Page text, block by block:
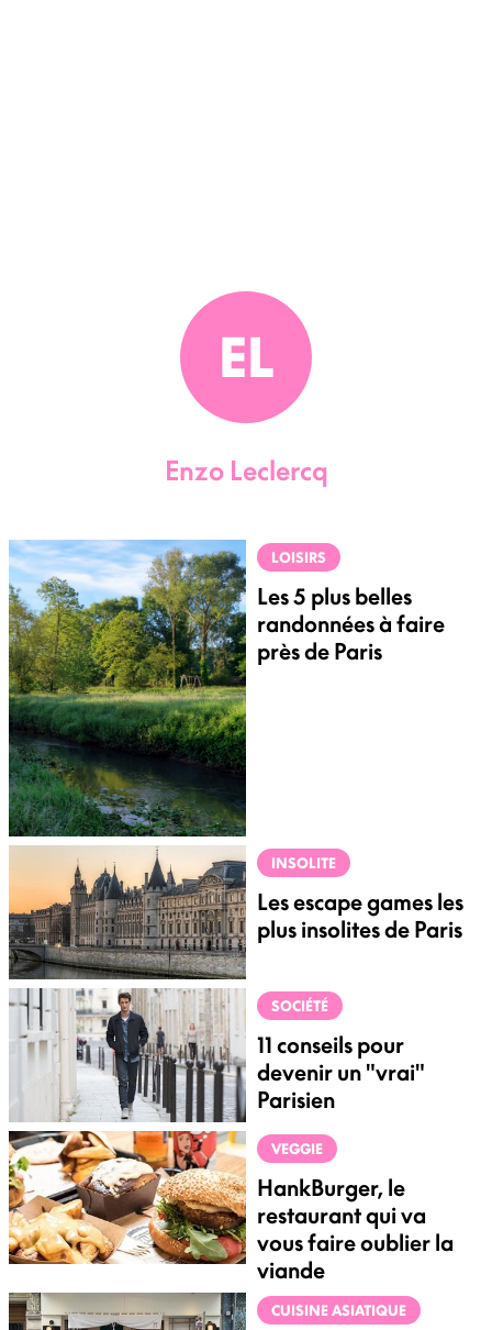
EL
Enzo Leclercq
LOISIRS
Les 5 plus belles
randonnées à faire
près de Paris
INSOLITE
Les escape games les
plus insolites de Paris
SOCIÉTÉ
11 conseils pour
devenir un "vrai"
Parisien
VEGGIE
HankBurger, le
restaurant qui va
vous faire oublier la
viande
CUISINE ASIATIQUE